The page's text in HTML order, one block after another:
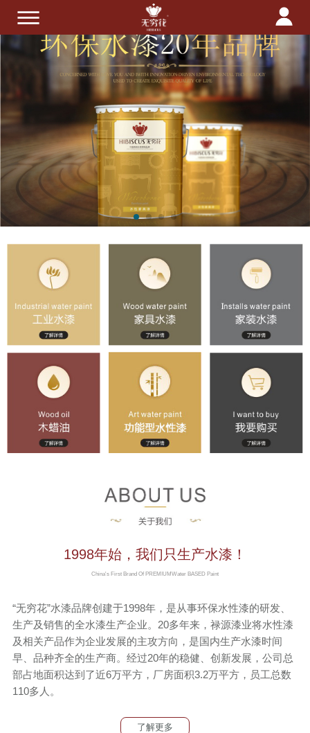
关于我们
产品中心
联系我们
京东旗舰店
淘宝店铺
1998年始，我们只生产水漆！
China's First Brand Of PREMIUMWater BASED Paint
“无穷花”水漆品牌创建于1998年，是从事环保水性漆的研发、
生产及销售的全水漆生产企业。20多年来，禄源漆业将水性漆
及相关产品作为企业发展的主攻方向，是国内生产水漆时间
早、品种齐全的生产商。经过20年的稳健、创新发展，公司总
部占地面积达到了近6万平方，厂房面积3.2万平方，员工总数
110多人。
了解更多